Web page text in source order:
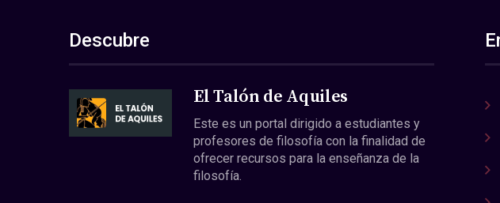
Descubre
El Talón de Aquiles
Este es un portal dirigido a estudiantes y
profesores de filosofía con la finalidad de
ofrecer recursos para la enseñanza de la
filosofía.